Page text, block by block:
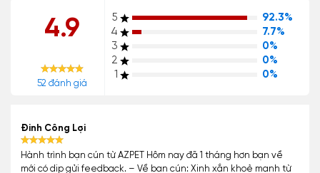
4.9
52 đánh giá
5
92.3%
4
7.7%
3
0%
2
0%
1
0%
Đinh Công Lợi
Hành trình bạn cún từ AZPET Hôm nay đã 1 tháng hơn bạn về
mới có dịp gửi feedback. – Về bạn cún: Xinh xắn khoẻ mạnh từ